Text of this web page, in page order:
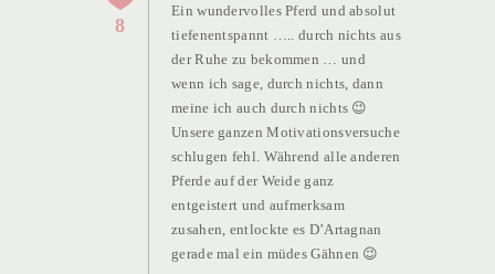
8
Ein wundervolles Pferd und absolut
tiefenentspannt ….. durch nichts aus
der Ruhe zu bekommen … und
wenn ich sage, durch nichts, dann
meine ich auch durch nichts 😉
Unsere ganzen Motivationsversuche
schlugen fehl. Während alle anderen
Pferde auf der Weide ganz
entgeistert und aufmerksam
zusahen, entlockte es D’Artagnan
gerade mal ein müdes Gähnen 😉